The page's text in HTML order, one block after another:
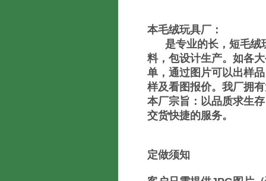
本毛绒玩具厂：
是专业的长，短毛绒
料，包设计生产。如各
单，通过图片可以出样
样及看图报价。我厂拥
本厂宗旨：以品质求生
交货快捷的服务。
定做须知